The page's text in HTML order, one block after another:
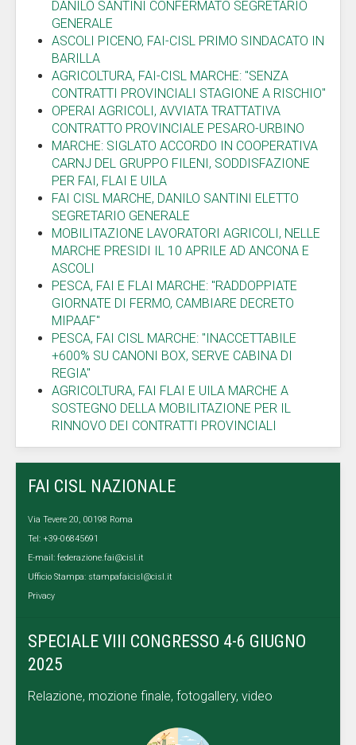
DANILO SANTINI CONFERMATO SEGRETARIO
GENERALE
ASCOLI PICENO, FAI-CISL PRIMO SINDACATO IN
BARILLA
AGRICOLTURA, FAI-CISL MARCHE: "SENZA
CONTRATTI PROVINCIALI STAGIONE A RISCHIO"
OPERAI AGRICOLI, AVVIATA TRATTATIVA
CONTRATTO PROVINCIALE PESARO-URBINO
MARCHE: SIGLATO ACCORDO IN COOPERATIVA
CARNJ DEL GRUPPO FILENI, SODDISFAZIONE
PER FAI, FLAI E UILA
FAI CISL MARCHE, DANILO SANTINI ELETTO
SEGRETARIO GENERALE
MOBILITAZIONE LAVORATORI AGRICOLI, NELLE
MARCHE PRESIDI IL 10 APRILE AD ANCONA E
ASCOLI
PESCA, FAI E FLAI MARCHE: "RADDOPPIATE
GIORNATE DI FERMO, CAMBIARE DECRETO
MIPAAF"
PESCA, FAI CISL MARCHE: "INACCETTABILE
+600% SU CANONI BOX, SERVE CABINA DI
REGIA"
AGRICOLTURA, FAI FLAI E UILA MARCHE A
SOSTEGNO DELLA MOBILITAZIONE PER IL
RINNOVO DEI CONTRATTI PROVINCIALI
FAI CISL NAZIONALE
Via Tevere 20, 00198 Roma
Tel: +39-06845691
E-mail: federazione.fai@cisl.it
Ufficio Stampa: stampafaicisl@cisl.it
Privacy
SPECIALE VIII CONGRESSO 4-6 GIUGNO
2025
Relazione, mozione finale, fotogallery, video